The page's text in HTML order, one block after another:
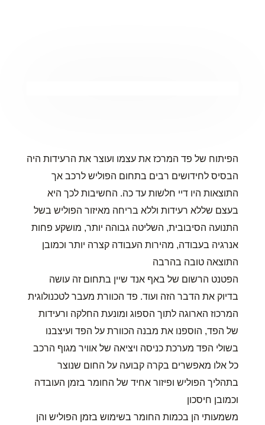
הפיתוח של פד המרכז את עצמו ועוצר את הרעידות היה
הבסיס לחידושים רבים בתחום הפוליש לרכב אך
התוצאות היו דיי חלשות עד כה. החשיבות לכך היא
בעצם שללא רעידות וללא בריחה מאיזור הפוליש בשל
התנועה הסיבובית, השליטה גבוהה יותר, מושקע פחות
אנרגיה בעבודה, מהירות העבודה קצרה יותר וכמובן
התוצאה טובה בהרבה
הפטנט הרשום של באף אנד שיין בתחום זה עושה
בדיוק את הדבר הזה ועוד. פד הכוורת מעבר לטכנולוגית
המרכוז הארוגה לתוך הספוג ומונעת החלקה ורעידות
של הפד, הוספנו את מבנה הכוורת על הפד ועיצבנו
בשולי הפד מערכת כניסה ויציאה של אוויר מגוף הרכב
כל אלו מאפשרים בקרה קבועה על החום שנוצר
בתהליך הפוליש ופיזור אחיד של החומר בזמן העובדה
וכמובן חיסכון
משמעותי הן בכמות החומר בשימוש בזמן הפוליש והן